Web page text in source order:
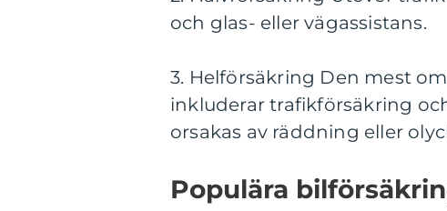
och glas- eller vägassistans.
3. Helförsäkring Den mest
inkluderar trafikförsäkring
orsakas av räddning eller
Populära